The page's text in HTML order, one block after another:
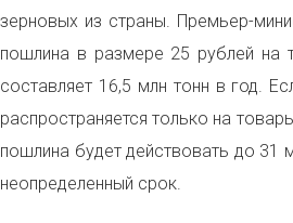
зерновых из страны. Премьер-
пошлина в размере 25 рублей на
составляет 16,5 млн тонн в год.
распространяется только на
пошлина будет действовать до 31
неопределенный срок.